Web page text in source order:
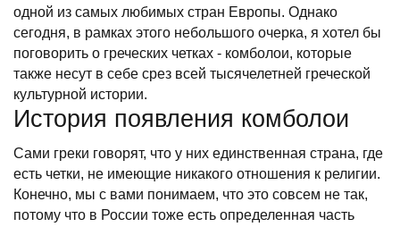
одной из самых любимых стран Европы. Однако
сегодня, в рамках этого небольшого очерка, я хотел бы
поговорить о греческих четках - комболои, которые
также несут в себе срез всей тысячелетней греческой
культурной истории.
История появления комболои
Сами греки говорят, что у них единственная страна, где
есть четки, не имеющие никакого отношения к религии.
Конечно, мы с вами понимаем, что это совсем не так,
потому что в России тоже есть определенная часть